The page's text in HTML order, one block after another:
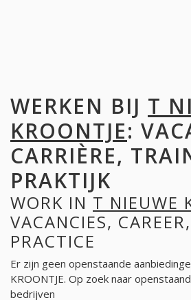
WERKEN BIJ T
KROONTJE:
CARRIÈRE,
PRAKTIJK
WORK IN T NIEUWE
VACANCIES,
PRACTICE
Er zijn geen openstaande
KROONTJE. Op zoek naar
bedrijven